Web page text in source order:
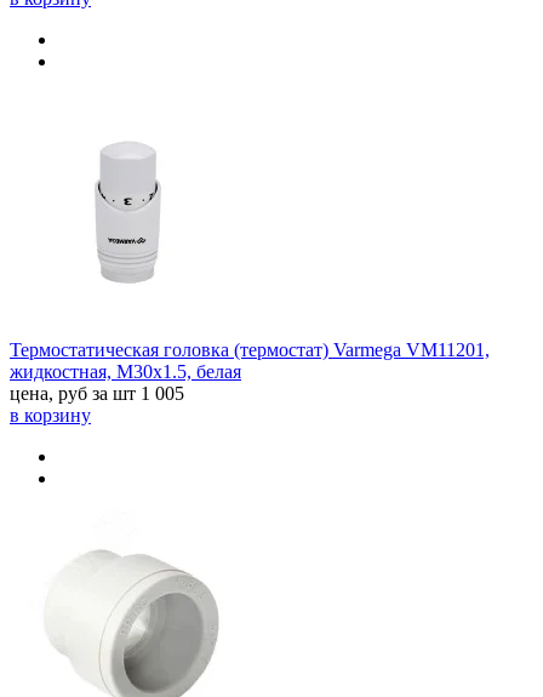
Термостатическая головка (термостат) Varmega VM11201,
жидкостная, M30х1.5, белая
цена, руб за шт 1 005
в корзину